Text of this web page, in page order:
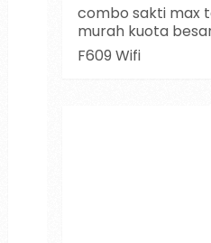
combo sakti max
murah kuota
F609 Wifi